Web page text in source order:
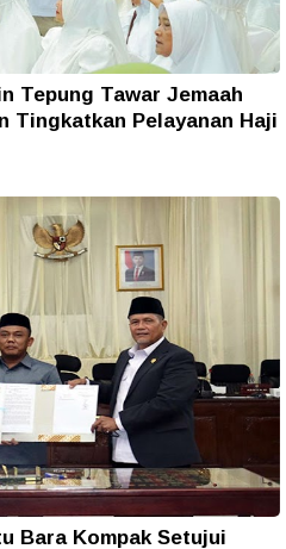
Tepung Tawar Jemaah
Tingkatkan Pelayanan Haji
Bara Kompak Setujui